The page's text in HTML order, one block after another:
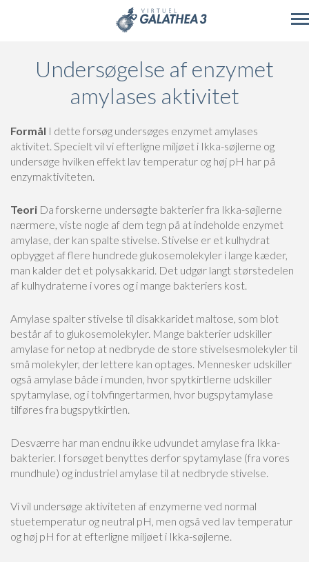
Undersøgelse af enzymet
amylases aktivitet
Formål I dette forsøg undersøges enzymet amylases
aktivitet. Specielt vil vi efterligne miljøet i Ikka-søjlerne og
undersøge hvilken effekt lav temperatur og høj pH har på
enzymaktiviteten.
Teori Da forskerne undersøgte bakterier fra Ikka-søjlerne
nærmere, viste nogle af dem tegn på at indeholde enzymet
amylase, der kan spalte stivelse. Stivelse er et kulhydrat
opbygget af flere hundrede glukosemolekyler i lange kæder,
man kalder det et polysakkarid. Det udgør langt størstedelen
af kulhydraterne i vores og i mange bakteriers kost.
Amylase spalter stivelse til disakkaridet maltose, som blot
består af to glukosemolekyler. Mange bakterier udskiller
amylase for netop at nedbryde de store stivelsesmolekyler til
små molekyler, der lettere kan optages. Mennesker udskiller
også amylase både i munden, hvor spytkirtlerne udskiller
spytamylase, og i tolvfingertarmen, hvor bugspytamylase
tilføres fra bugspytkirtlen.
Desværre har man endnu ikke udvundet amylase fra Ikka-
bakterier. I forsøget benyttes derfor spytamylase (fra vores
mundhule) og industriel amylase til at nedbryde stivelse.
Vi vil undersøge aktiviteten af enzymerne ved normal
stuetemperatur og neutral pH, men også ved lav temperatur
og høj pH for at efterligne miljøet i Ikka-søjlerne.